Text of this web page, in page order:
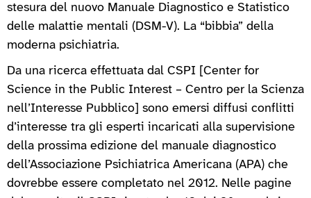
stesura del nuovo Manuale Diagnostico e Statistico
delle malattie mentali (DSM-V). La “bibbia” della
moderna psichiatria.
Da una ricerca effettuata dal CSPI [Center for
Science in the Public Interest – Centro per la Scienza
nell’Interesse Pubblico] sono emersi diffusi conflitti
d’interesse tra gli esperti incaricati alla supervisione
della prossima edizione del manuale diagnostico
dell’Associazione Psichiatrica Americana (APA) che
dovrebbe essere completato nel 2012. Nelle pagine